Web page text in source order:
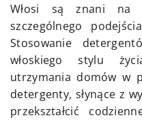
Włosi są znani na
szczególnego
Stosowanie
włoskiego stylu
utrzymania domów w
detergenty, słynące z
przekształcić